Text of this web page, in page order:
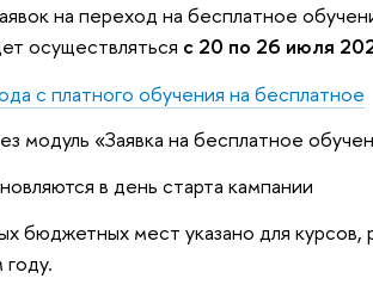
на переход на бесплатное
осуществляться с 20 по 26 июля
с платного обучения на бесплатное
модуль «Заявка на бесплатное
в день старта кампании
бюджетных мест указано для курсов,